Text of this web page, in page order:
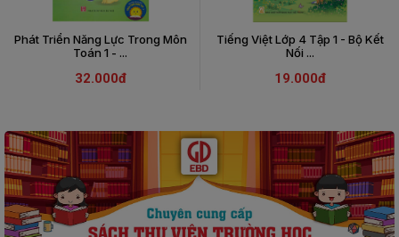
SINH
CHƠI
THIẾT
BỊ
-
STEM
Phát Triển Năng Lực Trong Môn
Toán 1 - ...
32.000đ
Tiếng Việt Lớp 4 Tập 1 - Bộ Kết
Nối ...
19.000đ